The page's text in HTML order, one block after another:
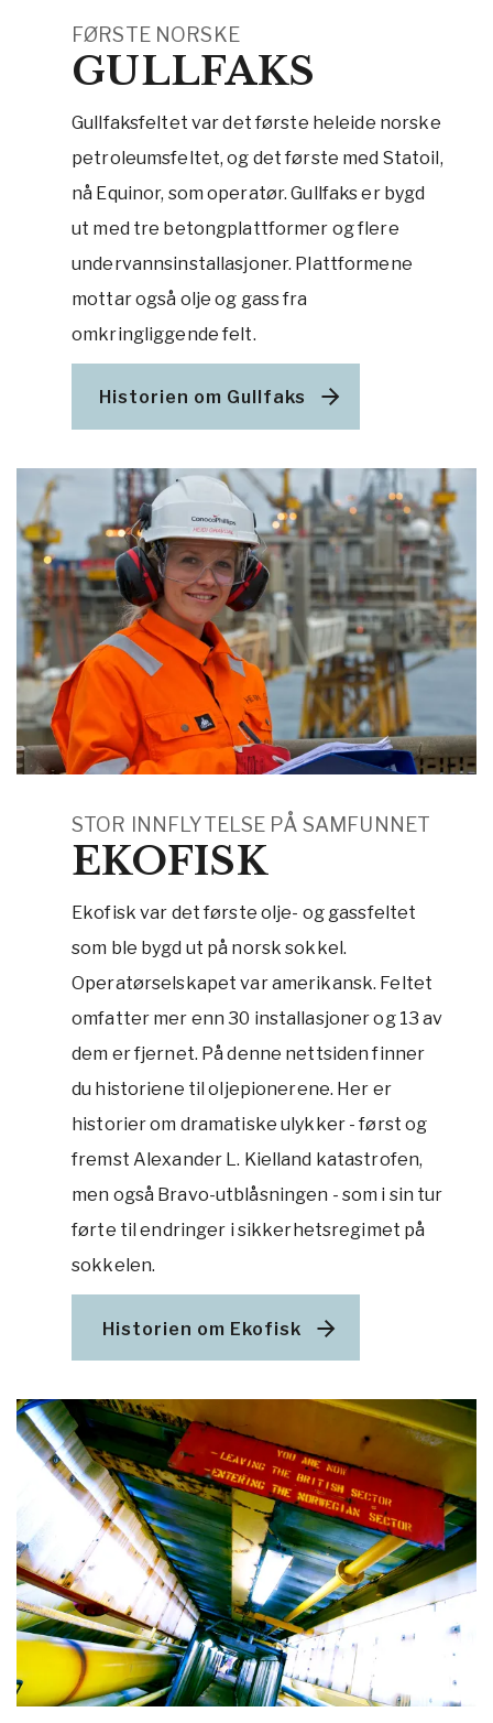
FØRSTE NORSKE
GULLFAKS
Gullfaksfeltet var det første heleide norske
petroleumsfeltet, og det første med Statoil,
nå Equinor, som operatør. Gullfaks er bygd
ut med tre betongplattformer og flere
undervannsinstallasjoner. Plattformene
mottar også olje og gass fra
omkringliggende felt.
Historien om Gullfaks
STOR INNFLYTELSE PÅ SAMFUNNET
EKOFISK
Ekofisk var det første olje- og gassfeltet
som ble bygd ut på norsk sokkel.
Operatørselskapet var amerikansk. Feltet
omfatter mer enn 30 installasjoner og 13 av
dem er fjernet. På denne nettsiden finner
du historiene til oljepionerene. Her er
historier om dramatiske ulykker - først og
fremst Alexander L. Kielland katastrofen,
men også Bravo-utblåsningen - som i sin tur
førte til endringer i sikkerhetsregimet på
sokkelen.
Historien om Ekofisk